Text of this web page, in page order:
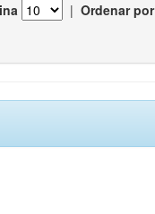
| Ordenar por